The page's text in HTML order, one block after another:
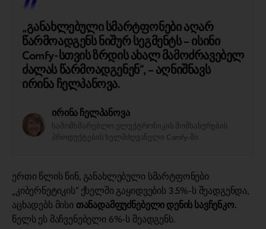
„განახლებული სმარტფონები აღარ
წარმოადგენს ნიშურ სეგმენტს – ისინი
Comfy-სთვის ზრდის ახალ მამოძრავებელ
ძალას წარმოადგენენ“, – აღნიშნავს
ირინა ჩელპანოვა.
ირინა ჩელპანოვა
სამომხმარებლო ელექტრონიკის მომსახურების
პროდუქტების ხელმძღვანელი Comfy-ში
ერთი წლის წინ, განახლებული სმარტფონები
„კიბერნეტიკის“ ქსელში გაყიდვების 3.5%-ს შეადგენდა,
აცხადებს მისი თანადამფუძნებელი დენის სავჩენკო.
წელს ეს მაჩვენებელი 6%-ს შეადგენს.